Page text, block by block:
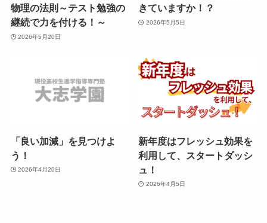
物理の法則～テスト勉強の
継続で力を付ける！～
2026年5月20日
きていますか！？
2026年5月5日
「良い加減」を見つけよ
う！
2026年4月20日
新年度はフレッシュ効果を
利用して、スタートダッシ
ュ！
2026年4月5日